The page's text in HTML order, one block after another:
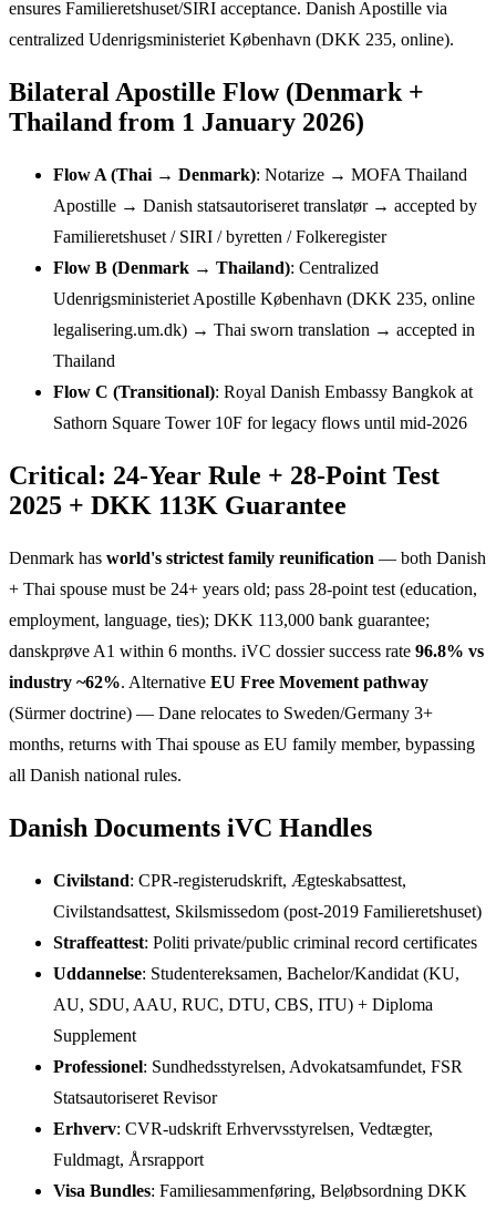
ensures Familieretshuset/SIRI acceptance. Danish Apostille via
centralized Udenrigsministeriet København (DKK 235, online).
Bilateral Apostille Flow (Denmark +
Thailand from 1 January 2026)
Flow A (Thai → Denmark): Notarize → MOFA Thailand
Apostille → Danish statsautoriseret translatør → accepted by
Familieretshuset / SIRI / byretten / Folkeregister
Flow B (Denmark → Thailand): Centralized
Udenrigsministeriet Apostille København (DKK 235, online
legalisering.um.dk) → Thai sworn translation → accepted in
Thailand
Flow C (Transitional): Royal Danish Embassy Bangkok at
Sathorn Square Tower 10F for legacy flows until mid-2026
Critical: 24-Year Rule + 28-Point Test
2025 + DKK 113K Guarantee
Denmark has world's strictest family reunification — both Danish
+ Thai spouse must be 24+ years old; pass 28-point test (education,
employment, language, ties); DKK 113,000 bank guarantee;
danskprøve A1 within 6 months. iVC dossier success rate 96.8% vs
industry ~62%. Alternative EU Free Movement pathway
(Sürmer doctrine) — Dane relocates to Sweden/Germany 3+
months, returns with Thai spouse as EU family member, bypassing
all Danish national rules.
Danish Documents iVC Handles
Civilstand: CPR-registerudskrift, Ægteskabsattest,
Civilstandsattest, Skilsmissedom (post-2019 Familieretshuset)
Straffeattest: Politi private/public criminal record certificates
Uddannelse: Studentereksamen, Bachelor/Kandidat (KU,
AU, SDU, AAU, RUC, DTU, CBS, ITU) + Diploma
Supplement
Professionel: Sundhedsstyrelsen, Advokatsamfundet, FSR
Statsautoriseret Revisor
Erhverv: CVR-udskrift Erhvervsstyrelsen, Vedtægter,
Fuldmagt, Årsrapport
Visa Bundles: Familiesammenføring, Beløbsordning DKK